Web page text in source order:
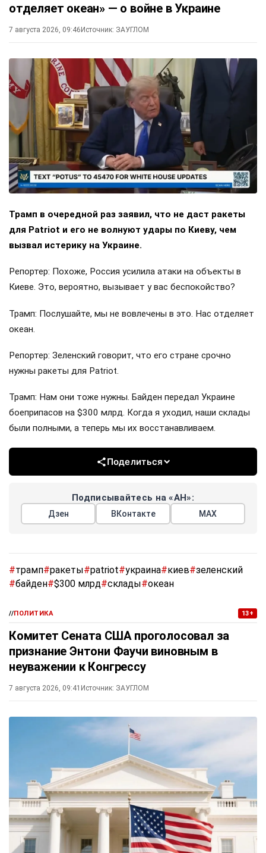
отделяет океан» — о войне в Украине
7 августа 2026, 09:46 Источник: ЗАУГЛОМ
Трамп в очередной раз заявил, что не даст ракеты
для Patriot и его не волнуют удары по Киеву, чем
вызвал истерику на Украине.
Репортер: Похоже, Россия усилила атаки на объекты в
Киеве. Это, вероятно, вызывает у вас беспокойство?
Трамп: Послушайте, мы не вовлечены в это. Нас отделяет
океан.
Репортер: Зеленский говорит, что его стране срочно
нужны ракеты для Patriot.
Трамп: Нам они тоже нужны. Байден передал Украине
боеприпасов на $300 млрд. Когда я уходил, наши склады
были полными, а теперь мы их восстанавливаем.
Поделиться
Подписывайтесь на «АН»:
Дзен ВКонтакте МАХ
#трамп#ракеты#patriot#украина#киев#зеленский
#байден#$300 млрд#склады#океан
//ПОЛИТИКА 13+
Комитет Сената США проголосовал за
признание Энтони Фаучи виновным в
неуважении к Конгрессу
7 августа 2026, 09:41 Источник: ЗАУГЛОМ